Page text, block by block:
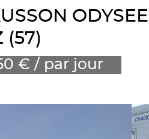
(57)
€ / par jour